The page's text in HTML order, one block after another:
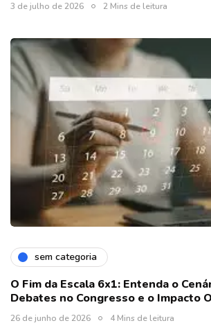
3 de julho de 2026 2 Mins de leitura
sem categoria
O Fim da Escala 6x1: Entenda o
Debates no Congresso e o Impacto
26 de junho de 2026 4 Mins de leitura